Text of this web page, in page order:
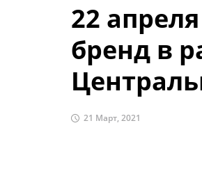
22
бренд в
21 Март, 2021